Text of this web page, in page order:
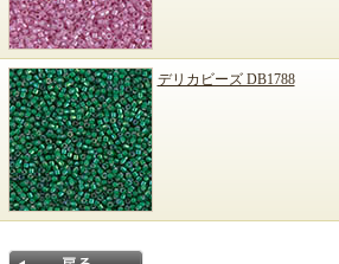
デリカビーズ DB1788